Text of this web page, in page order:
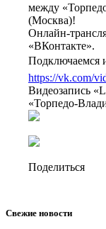
между
(Москва)!
Онлайн-
«ВКонтакте».
Подключаемся
https://vk.com/
Видеозапись
«Торпедо-
Поделиться
Свежие новости